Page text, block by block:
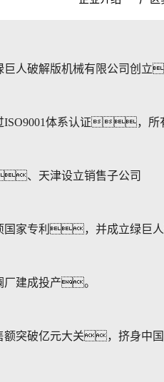
巨人破解版机械有限公司创
ISO9001体系认证，所
、天津设立销售子公司
国家专利，并成立绿巨
厂建成投产。
额突破亿元大关，挤身中